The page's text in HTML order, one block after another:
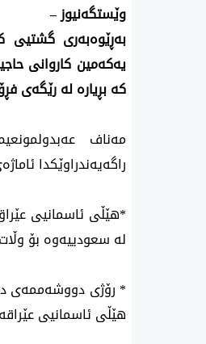
وێستگه‌نیوز –
به‌ڕێوه‌به‌ری گشتیی
یه‌كه‌مین كاروانی
كه‌ بڕیاره‌ له‌ رێگه‌ی فڕۆكه‌وه‌
مه‌ناف
راگه‌یه‌ندراوێكدا
*هێڵی ئاسمانیی
له‌ سعودییه‌وه‌ بۆ
هێڵی ئاسمانیی